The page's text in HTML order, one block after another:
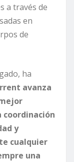
a través de
en
de
ha
avanza
coordinación
y
cualquier
una